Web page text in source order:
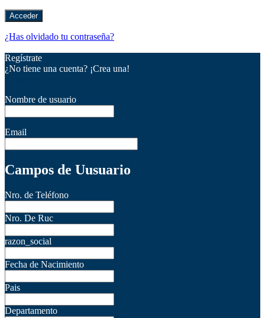
¿Has olvidado tu contraseña?
Regístrate
¿No tiene una cuenta? ¡Crea una!
Nombre de usuario
Email
Campos de Uusuario
Nro. de Teléfono
Nro. De Ruc
razon_social
Fecha de Nacimiento
Pais
Departamento